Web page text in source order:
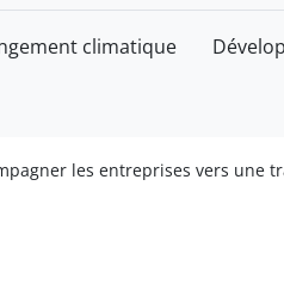
climatique
les entreprises vers une